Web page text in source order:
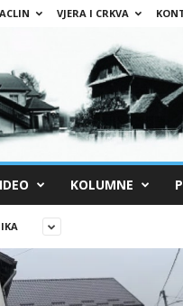
VJERA I CRKVA
KOLUMNE